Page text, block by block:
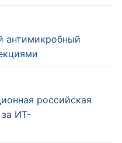
антимикробный
российская
ИТ-